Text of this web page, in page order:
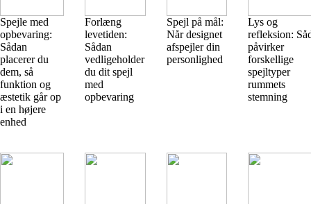
Spejle med
opbevaring:
Sådan
placerer du
dem, så
funktion og
æstetik går op
i en højere
enhed
Forlæng
levetiden:
Sådan
vedligeholder
du dit spejl
med
opbevaring
Spejl på mål:
Når designet
afspejler din
personlighed
Lys og
refleksion:
påvirker
forskellige
spejltyper
rummets
stemning